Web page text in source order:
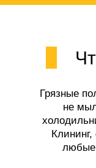
Грязные
не
любые